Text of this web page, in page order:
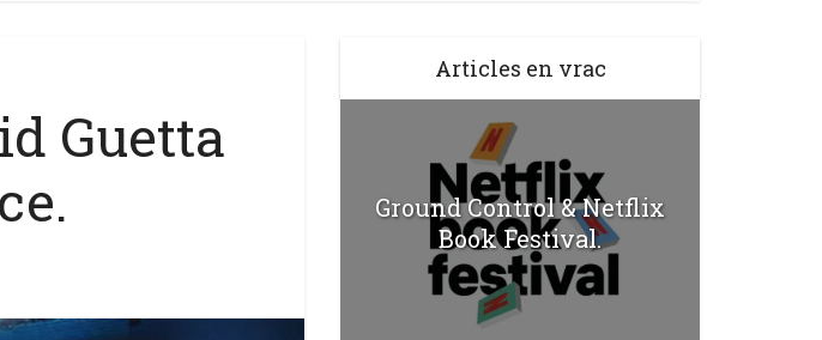
Guetta
Articles en vrac
Ground Control & Netflix
Book Festival.